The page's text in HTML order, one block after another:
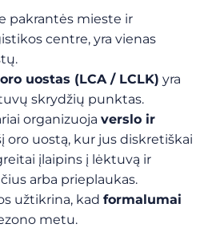
pakrantės mieste ir
centre, yra vienas
uostas (LCA / LCLK) yra
skrydžių punktas.
organizuoja verslo ir
oro uostą, kur jus diskretiškai
įlaipins į lėktuvą ir
arba prieplaukas.
užtikrina, kad formalumai
metu.